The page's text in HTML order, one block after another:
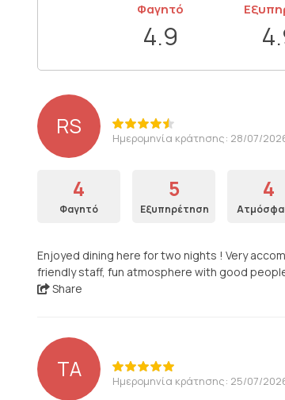
Φαγητό
4.9
RS Ημερομηνία κράτησης: 28/07/
4
Φαγητό
5
Εξυπηρέτηση
4
Enjoyed dining here for two nights ! Very
friendly staff, fun atmosphere with good
Share
TA Ημερομηνία κράτησης: 25/07/